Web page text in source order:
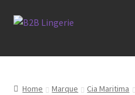
Aller
Aller
B2B Lingerie Site Officiel
Wholesale Registration Page
Home Marque Cia Maritima